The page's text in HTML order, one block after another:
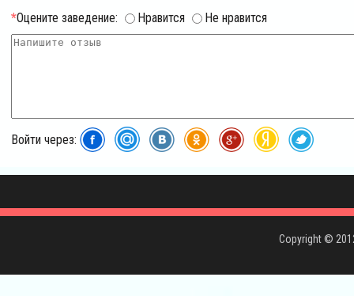
*Оцените заведение: Нравится Не нравится
Войти через:
Copyright ©